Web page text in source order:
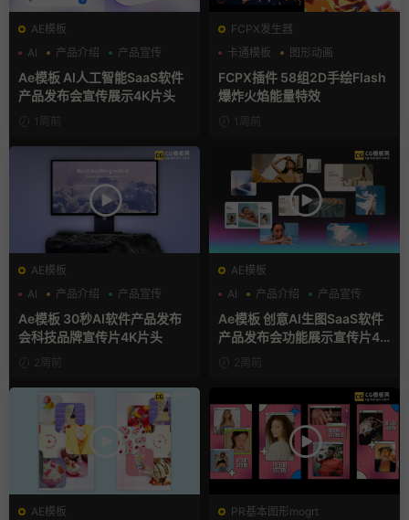
AE模板
AI
产品介绍 产品宣传
Ae模板 AI人工智能SaaS软件
产品发布会宣传展示4K片头
1周前
FCPX发生器
卡通模板
图形动画
手绘风
FCPX插件 58组2D手绘Flash
爆炸火焰能量特效
1周前
AE模板
AI
产品介绍 产品宣传
Ae模板 30秒AI软件产品发布
会科技品牌宣传片4K片头
2周前
AE模板
AI
产品介绍 产品宣传
Ae模板 创意AI生图SaaS软件
产品发布会功能展示宣传片4K
片头2周前
AE模板
PR基本图形mogrt